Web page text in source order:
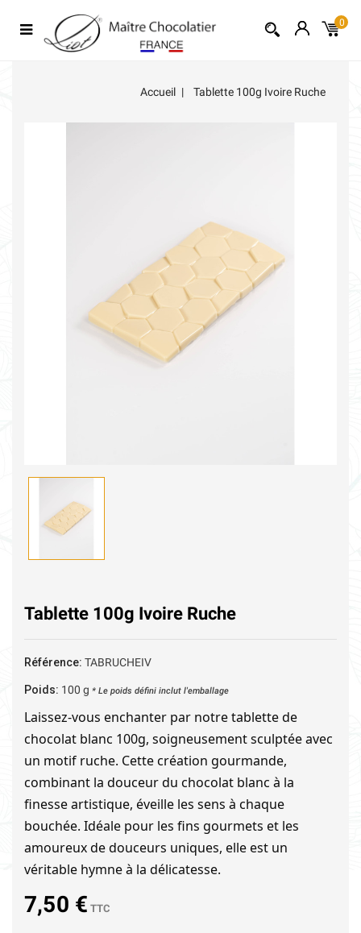
0
Accueil Tablette 100g Ivoire Ruche
Tablette 100g Ivoire Ruche
Référence: TABRUCHEIV
Poids: 100 g * Le poids défini inclut l'emballage
Laissez-vous enchanter par notre tablette de
chocolat blanc 100g, soigneusement sculptée avec
un motif ruche. Cette création gourmande,
combinant la douceur du chocolat blanc à la
finesse artistique, éveille les sens à chaque
bouchée. Idéale pour les fins gourmets et les
amoureux de douceurs uniques, elle est un
véritable hymne à la délicatesse.
7,50 € TTC